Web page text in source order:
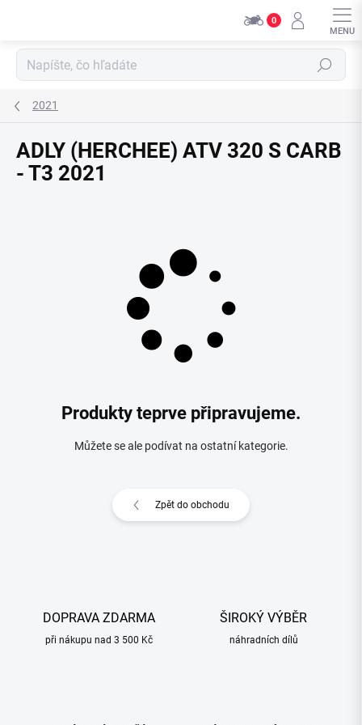
0
Hledat
2021
ADLY (HERCHEE) ATV 320 S CARB
- T3 2021
Produkty teprve připravujeme.
Můžete se ale podívat na ostatní kategorie.
Zpět do obchodu
DOPRAVA ZDARMA
při nákupu nad 3 500 Kč
ŠIROKÝ VÝBĚR
náhradních dílů